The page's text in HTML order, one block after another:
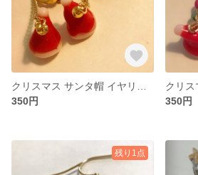
350円
350円
残り1点